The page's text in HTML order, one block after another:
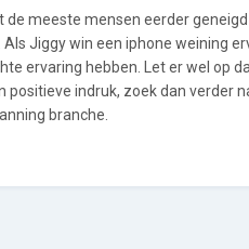
de meeste mensen eerder
Als Jiggy win een iphone weining
ervaring hebben. Let er wel op
positieve indruk, zoek dan verder
branche.